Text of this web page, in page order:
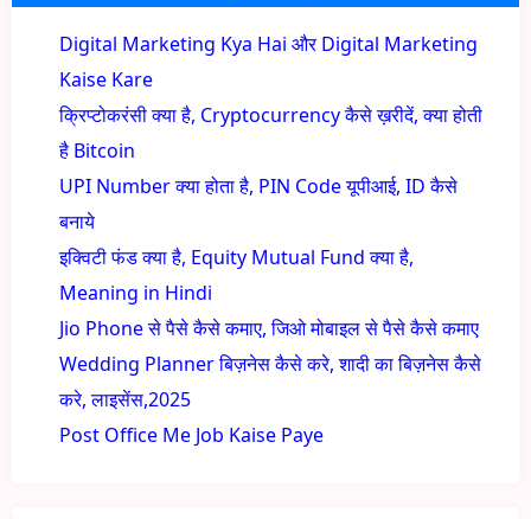
Digital Marketing Kya Hai और Digital Marketing
Kaise Kare
क्रिप्टोकरंसी क्या है, Cryptocurrency कैसे ख़रीदें, क्या होती
है Bitcoin
UPI Number क्या होता है, PIN Code यूपीआई, ID कैसे
बनाये
इक्विटी फंड क्या है, Equity Mutual Fund क्या है,
Meaning in Hindi
Jio Phone से पैसे कैसे कमाए, जिओ मोबाइल से पैसे कैसे कमाए
Wedding Planner बिज़नेस कैसे करे, शादी का बिज़नेस कैसे
करे, लाइसेंस,2025
Post Office Me Job Kaise Paye